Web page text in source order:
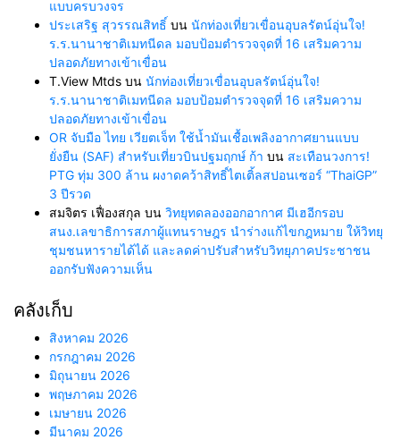
แบบครบวงจร
ประเสริฐ สุวรรณสิทธิ์ บน นักท่องเที่ยวเขื่อนอุบลรัตน์อุ่นใจ!
ร.ร.นานาชาติเมทนีดล มอบป้อมตำรวจจุดที่ 16 เสริมความ
ปลอดภัยทางเข้าเขื่อน
T.View Mtds บน นักท่องเที่ยวเขื่อนอุบลรัตน์อุ่นใจ!
ร.ร.นานาชาติเมทนีดล มอบป้อมตำรวจจุดที่ 16 เสริมความ
ปลอดภัยทางเข้าเขื่อน
OR จับมือ ไทย เวียตเจ็ท ใช้น้ำมันเชื้อเพลิงอากาศยานแบบ
ยั่งยืน (SAF) สำหรับเที่ยวบินปฐมฤกษ์ ก้า บน สะเทือนวงการ!
PTG ทุ่ม 300 ล้าน ผงาดคว้าสิทธิ์ไตเติ้ลสปอนเซอร์ “ThaiGP”
3 ปีรวด
สมจิตร เฟื่องสกุล บน วิทยุทดลองออกอากาศ มีเฮอีกรอบ
สนง.เลขาธิการสภาผู้แทนราษฎร นำร่างแก้ไขกฎหมาย ให้วิทยุ
ชุมชนหารายได้ได้ และลดค่าปรับสำหรับวิทยุภาคประชาชน
ออกรับฟังความเห็น
คลังเก็บ
สิงหาคม 2026
กรกฎาคม 2026
มิถุนายน 2026
พฤษภาคม 2026
เมษายน 2026
มีนาคม 2026